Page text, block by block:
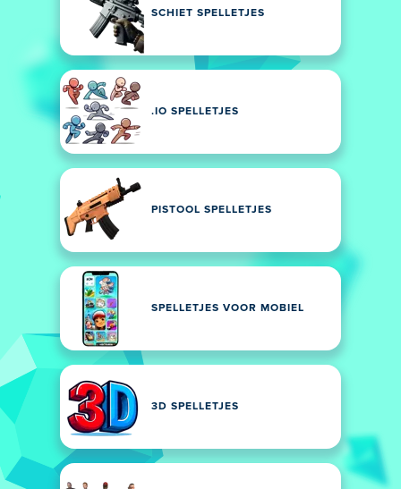
SCHIET SPELLETJES
.IO SPELLETJES
PISTOOL SPELLETJES
SPELLETJES VOOR MOBIEL
3D SPELLETJES